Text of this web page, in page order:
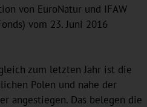
von EuroNatur und IFAW
vom 23. Juni 2016
zum letzten Jahr ist die
Polen und nahe der
angestiegen. Das belegen die